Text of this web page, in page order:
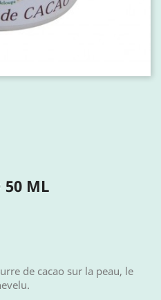
50 ML
de cacao sur la peau, le